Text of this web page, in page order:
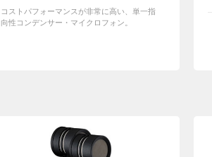
コストパフォーマンスが非常に高い、単一指
向性コンデンサー・マイクロフォン。